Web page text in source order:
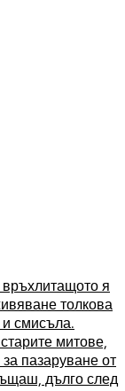
я
толкова
смисъла.
митове,
пазаруване от
дълго след